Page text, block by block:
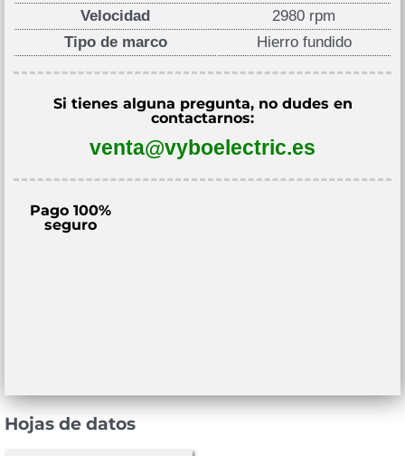
Velocidad
2980 rpm
Tipo de marco
Hierro fundido
Si tienes alguna pregunta, no dudes en
contactarnos:
venta@vyboelectric.es
Pago 100%
seguro
Hojas de datos